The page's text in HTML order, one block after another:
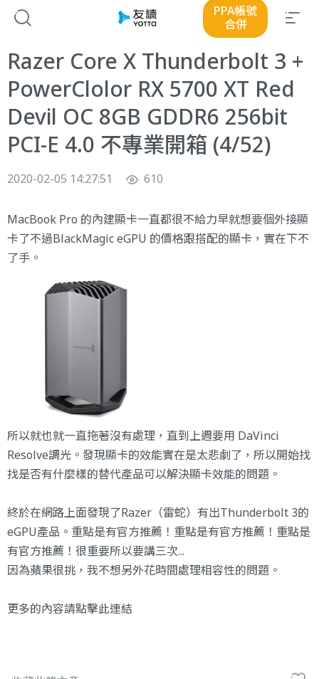
PPA帳號
合併
Razer Core X Thunderbolt 3 +
PowerClolor RX 5700 XT Red
Devil OC 8GB GDDR6 256bit
PCI-E 4.0 不專業開箱 (4/52)
2020-02-05 14:27:51 610
MacBook Pro 的內建顯卡一直都很不給力早就想要個外接顯
卡了不過BlackMagic eGPU 的價格跟搭配的顯卡，實在下不
了手。
所以就也就一直拖著沒有處理，直到上週要用 DaVinci
Resolve調光。發現顯卡的效能實在是太悲劇了，所以開始找
找是否有什麼樣的替代產品可以解決顯卡效能的問題。
終於在網路上面發現了Razer（雷蛇）有出Thunderbolt 3的
eGPU產品。重點是有官方推薦！重點是有官方推薦！重點是
有官方推薦！很重要所以要講三次...
因為蘋果很挑，我不想另外花時間處理相容性的問題。
更多的內容請點擊此連結